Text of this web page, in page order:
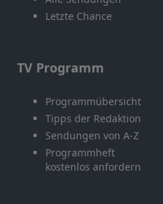
Letzte Chance
TV Programm
Programmübersicht
Tipps der Redaktion
Sendungen von A-Z
Programmheft
kostenlos anfordern